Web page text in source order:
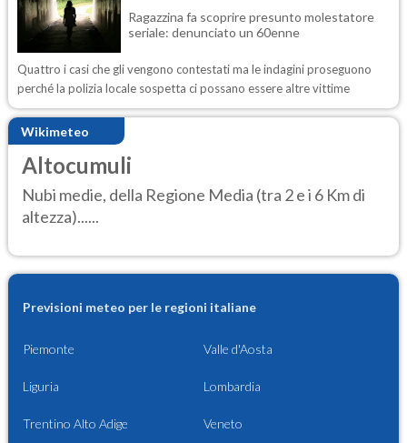
Ragazzina fa scoprire presunto molestatore
seriale: denunciato un 60enne
Quattro i casi che gli vengono contestati ma le indagini proseguono
perché la polizia locale sospetta ci possano essere altre vittime
Wikimeteo
Altocumuli
Nubi medie, della Regione Media (tra 2 e i 6 Km di
altezza)......
Previsioni meteo per le regioni italiane
Piemonte Valle d'Aosta
Liguria Lombardia
Trentino Alto Adige Veneto